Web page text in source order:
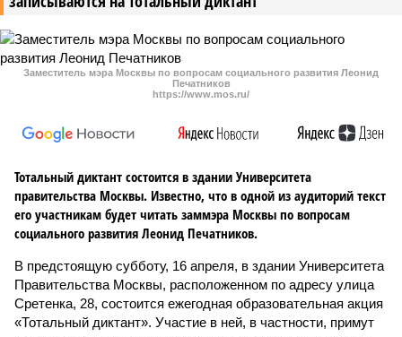
Заместитель мэра Москвы по вопросам социального развития Леонид
Печатников
https://www.mos.ru/
Тотальный диктант состоится в здании Университета
правительства Москвы. Известно, что в одной из аудиторий текст
его участникам будет читать заммэра Москвы по вопросам
социального развития Леонид Печатников.
В предстоящую субботу, 16 апреля, в здании Университета
Правительства Москвы, расположенном по адресу улица
Сретенка, 28, состоится ежегодная образовательная акция
«Тотальный диктант». Участие в ней, в частности, примут